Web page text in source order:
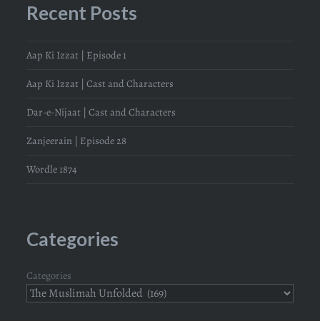
Recent Posts
Aap Ki Izzat | Episode 1
Aap Ki Izzat | Cast and Characters
Dar-e-Nijaat | Cast and Characters
Zanjeerain | Episode 28
Wordle 1874
Categories
Categories